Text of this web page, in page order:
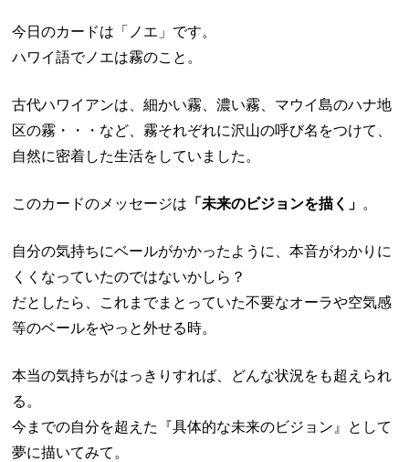
今日のカードは「ノエ」です。
ハワイ語でノエは霧のこと。
古代ハワイアンは、細かい霧、濃い霧、マウイ島のハナ地
区の霧・・・など、霧それぞれに沢山の呼び名をつけて、
自然に密着した生活をしていました。
このカードのメッセージは 「未来のビジョンを描く」 。
自分の気持ちにベールがかかったように、本音がわかりに
くくなっていたのではないかしら？
だとしたら、これまでまとっていた不要なオーラや空気感
等のベールをやっと外せる時。
本当の気持ちがはっきりすれば、どんな状況をも超えられ
る。
今までの自分を超えた『具体的な未来のビジョン』として
夢に描いてみて。